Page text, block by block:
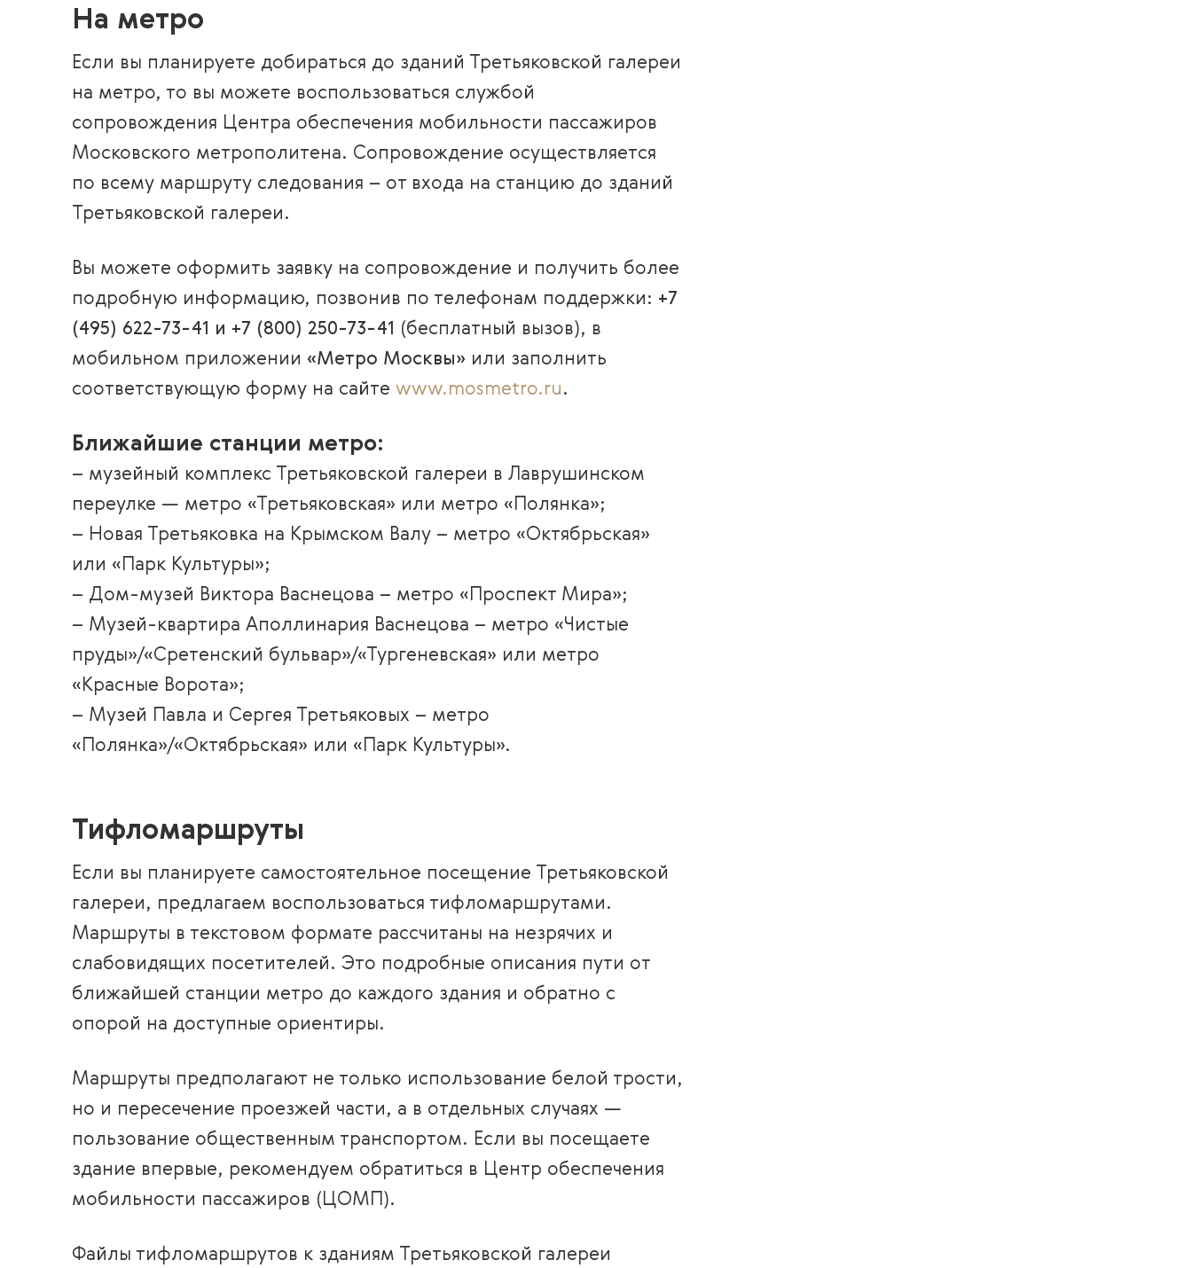
На метро
Если вы планируете добираться до зданий Третьяковской галереи
на метро, то вы можете воспользоваться службой
сопровождения Центра обеспечения мобильности пассажиров
Московского метрополитена. Сопровождение осуществляется
по всему маршруту следования – от входа на станцию до зданий
Третьяковской галереи.
Вы можете оформить заявку на сопровождение и получить более
подробную информацию, позвонив по телефонам поддержки: +7
(495) 622-73-41 и +7 (800) 250-73-41 (бесплатный вызов), в
мобильном приложении «Метро Москвы» или заполнить
соответствующую форму на сайте www.mosmetro.ru.
Ближайшие станции метро:
– музейный комплекс Третьяковской галереи в Лаврушинском
переулке — метро «Третьяковская» или метро «Полянка»;
– Новая Третьяковка на Крымском Валу – метро «Октябрьская»
или «Парк Культуры»;
– Дом-музей Виктора Васнецова – метро «Проспект Мира»;
– Музей-квартира Аполлинария Васнецова – метро «Чистые
пруды»/«Сретенский бульвар»/«Тургеневская» или метро
«Красные Ворота»;
– Музей Павла и Сергея Третьяковых – метро
«Полянка»/«Октябрьская» или «Парк Культуры».
Тифломаршруты
Если вы планируете самостоятельное посещение Третьяковской
галереи, предлагаем воспользоваться тифломаршрутами.
Маршруты в текстовом формате рассчитаны на незрячих и
слабовидящих посетителей. Это подробные описания пути от
ближайшей станции метро до каждого здания и обратно с
опорой на доступные ориентиры.
Маршруты предполагают не только использование белой трости,
но и пересечение проезжей части, а в отдельных случаях —
пользование общественным транспортом. Если вы посещаете
здание впервые, рекомендуем обратиться в Центр обеспечения
мобильности пассажиров (ЦОМП).
Файлы тифломаршрутов к зданиям Третьяковской галереи